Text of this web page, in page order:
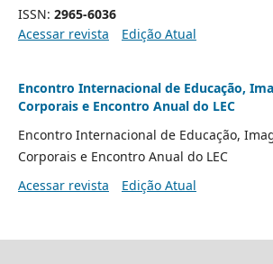
ISSN: 2965-6036
Acessar revista
Edição Atual
Encontro Internacional de Educação,
Corporais e Encontro Anual do LEC
Encontro Internacional de Educação,
Corporais e Encontro Anual do LEC
Acessar revista
Edição Atual